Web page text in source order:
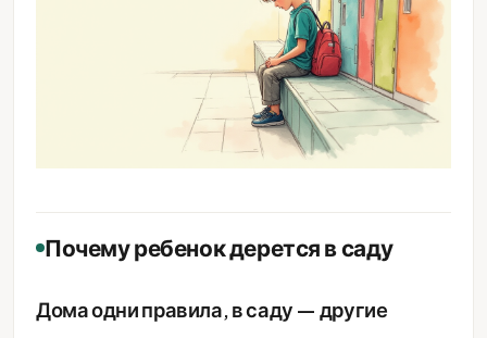
Почему ребенок дерется в саду
Дома одни правила, в саду — другие